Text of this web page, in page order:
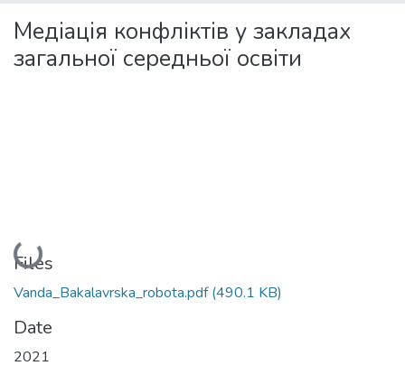
Медіація конфліктів у закладах
загальної середньої освіти
Loading...
Files
Vanda_Bakalavrska_robota.pdf(490.1 KB)
Date
2021